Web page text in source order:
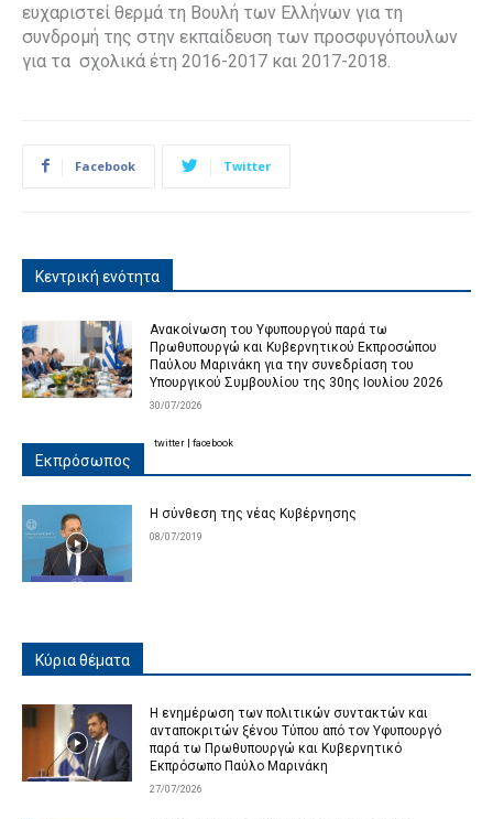
ευχαριστεί θερμά τη Βουλή των Ελλήνων για τη
συνδρομή της στην εκπαίδευση των προσφυγόπουλων
για τα σχολικά έτη 2016-2017 και 2017-2018.
Facebook Twitter
Κεντρική ενότητα
Ανακοίνωση του Υφυπουργού παρά τω
Πρωθυπουργώ και Κυβερνητικού Εκπροσώπου
Παύλου Μαρινάκη για την συνεδρίαση του
Υπουργικού Συμβουλίου της 30ης Ιουλίου 2026
30/07/2026
Εκπρόσωπος
Η σύνθεση της νέας Κυβέρνησης
08/07/2019
twitter facebook
Κύρια θέματα
Η ενημέρωση των πολιτικών συντακτών και
ανταποκριτών ξένου Τύπου από τον Υφυπουργό
παρά τω Πρωθυπουργώ και Κυβερνητικό
Εκπρόσωπο Παύλο Μαρινάκη
27/07/2026